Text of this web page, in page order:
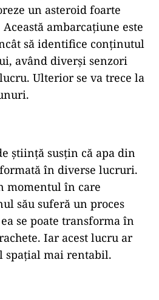
un asteroid foarte
ambarcațiune este
să identifice conținutul
având diverși senzori
Ulterior se va trece la
știință susțin că apa din
în diverse lucruri.
momentul în care
său suferă un proces
se poate transforma în
Iar acest lucru ar
spațial mai rentabil.